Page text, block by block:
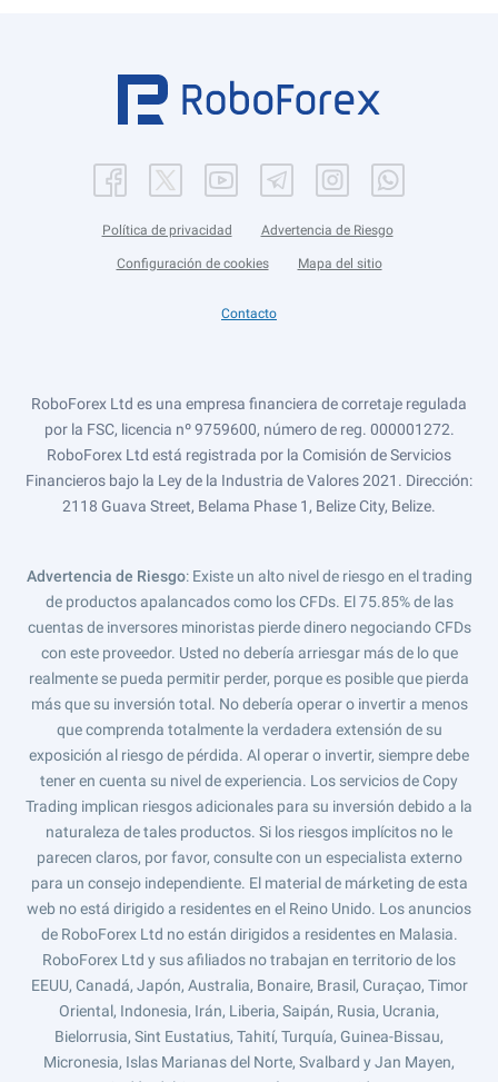
Política de privacidad Advertencia de Riesgo
Configuración de cookies Mapa del sitio
Contacto
RoboForex Ltd es una empresa financiera de corretaje regulada
por la FSC, licencia nº 9759600, número de reg. 000001272.
RoboForex Ltd está registrada por la Comisión de Servicios
Financieros bajo la Ley de la Industria de Valores 2021. Dirección:
2118 Guava Street, Belama Phase 1, Belize City, Belize.
Advertencia de Riesgo: Existe un alto nivel de riesgo en el trading
de productos apalancados como los CFDs. El 75.85% de las
cuentas de inversores minoristas pierde dinero negociando CFDs
con este proveedor. Usted no debería arriesgar más de lo que
realmente se pueda permitir perder, porque es posible que pierda
más que su inversión total. No debería operar o invertir a menos
que comprenda totalmente la verdadera extensión de su
exposición al riesgo de pérdida. Al operar o invertir, siempre debe
tener en cuenta su nivel de experiencia. Los servicios de Copy
Trading implican riesgos adicionales para su inversión debido a la
naturaleza de tales productos. Si los riesgos implícitos no le
parecen claros, por favor, consulte con un especialista externo
para un consejo independiente. El material de márketing de esta
web no está dirigido a residentes en el Reino Unido. Los anuncios
de RoboForex Ltd no están dirigidos a residentes en Malasia.
RoboForex Ltd y sus afiliados no trabajan en territorio de los
EEUU, Canadá, Japón, Australia, Bonaire, Brasil, Curaçao, Timor
Oriental, Indonesia, Irán, Liberia, Saipán, Rusia, Ucrania,
Bielorrusia, Sint Eustatius, Tahití, Turquía, Guinea-Bissau,
Micronesia, Islas Marianas del Norte, Svalbard y Jan Mayen,